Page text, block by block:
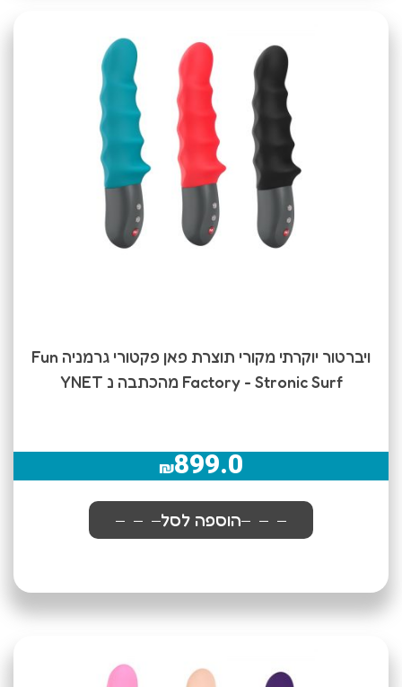
ויברטור יוקרתי מקורי תוצרת פאן פקטורי גרמניה Fun
Factory - Stronic Surf מהכתבה נ YNET
₪899.0
הוספה לסל